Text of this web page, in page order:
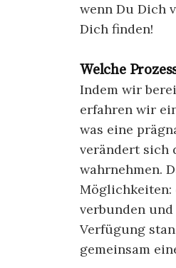
wenn Du Dich
Dich finden!
Welche
Indem wir
erfahren wir
was eine
verändert sich
wahrnehmen.
Möglichkeiten:
verbunden
Verfügung
gemeinsam